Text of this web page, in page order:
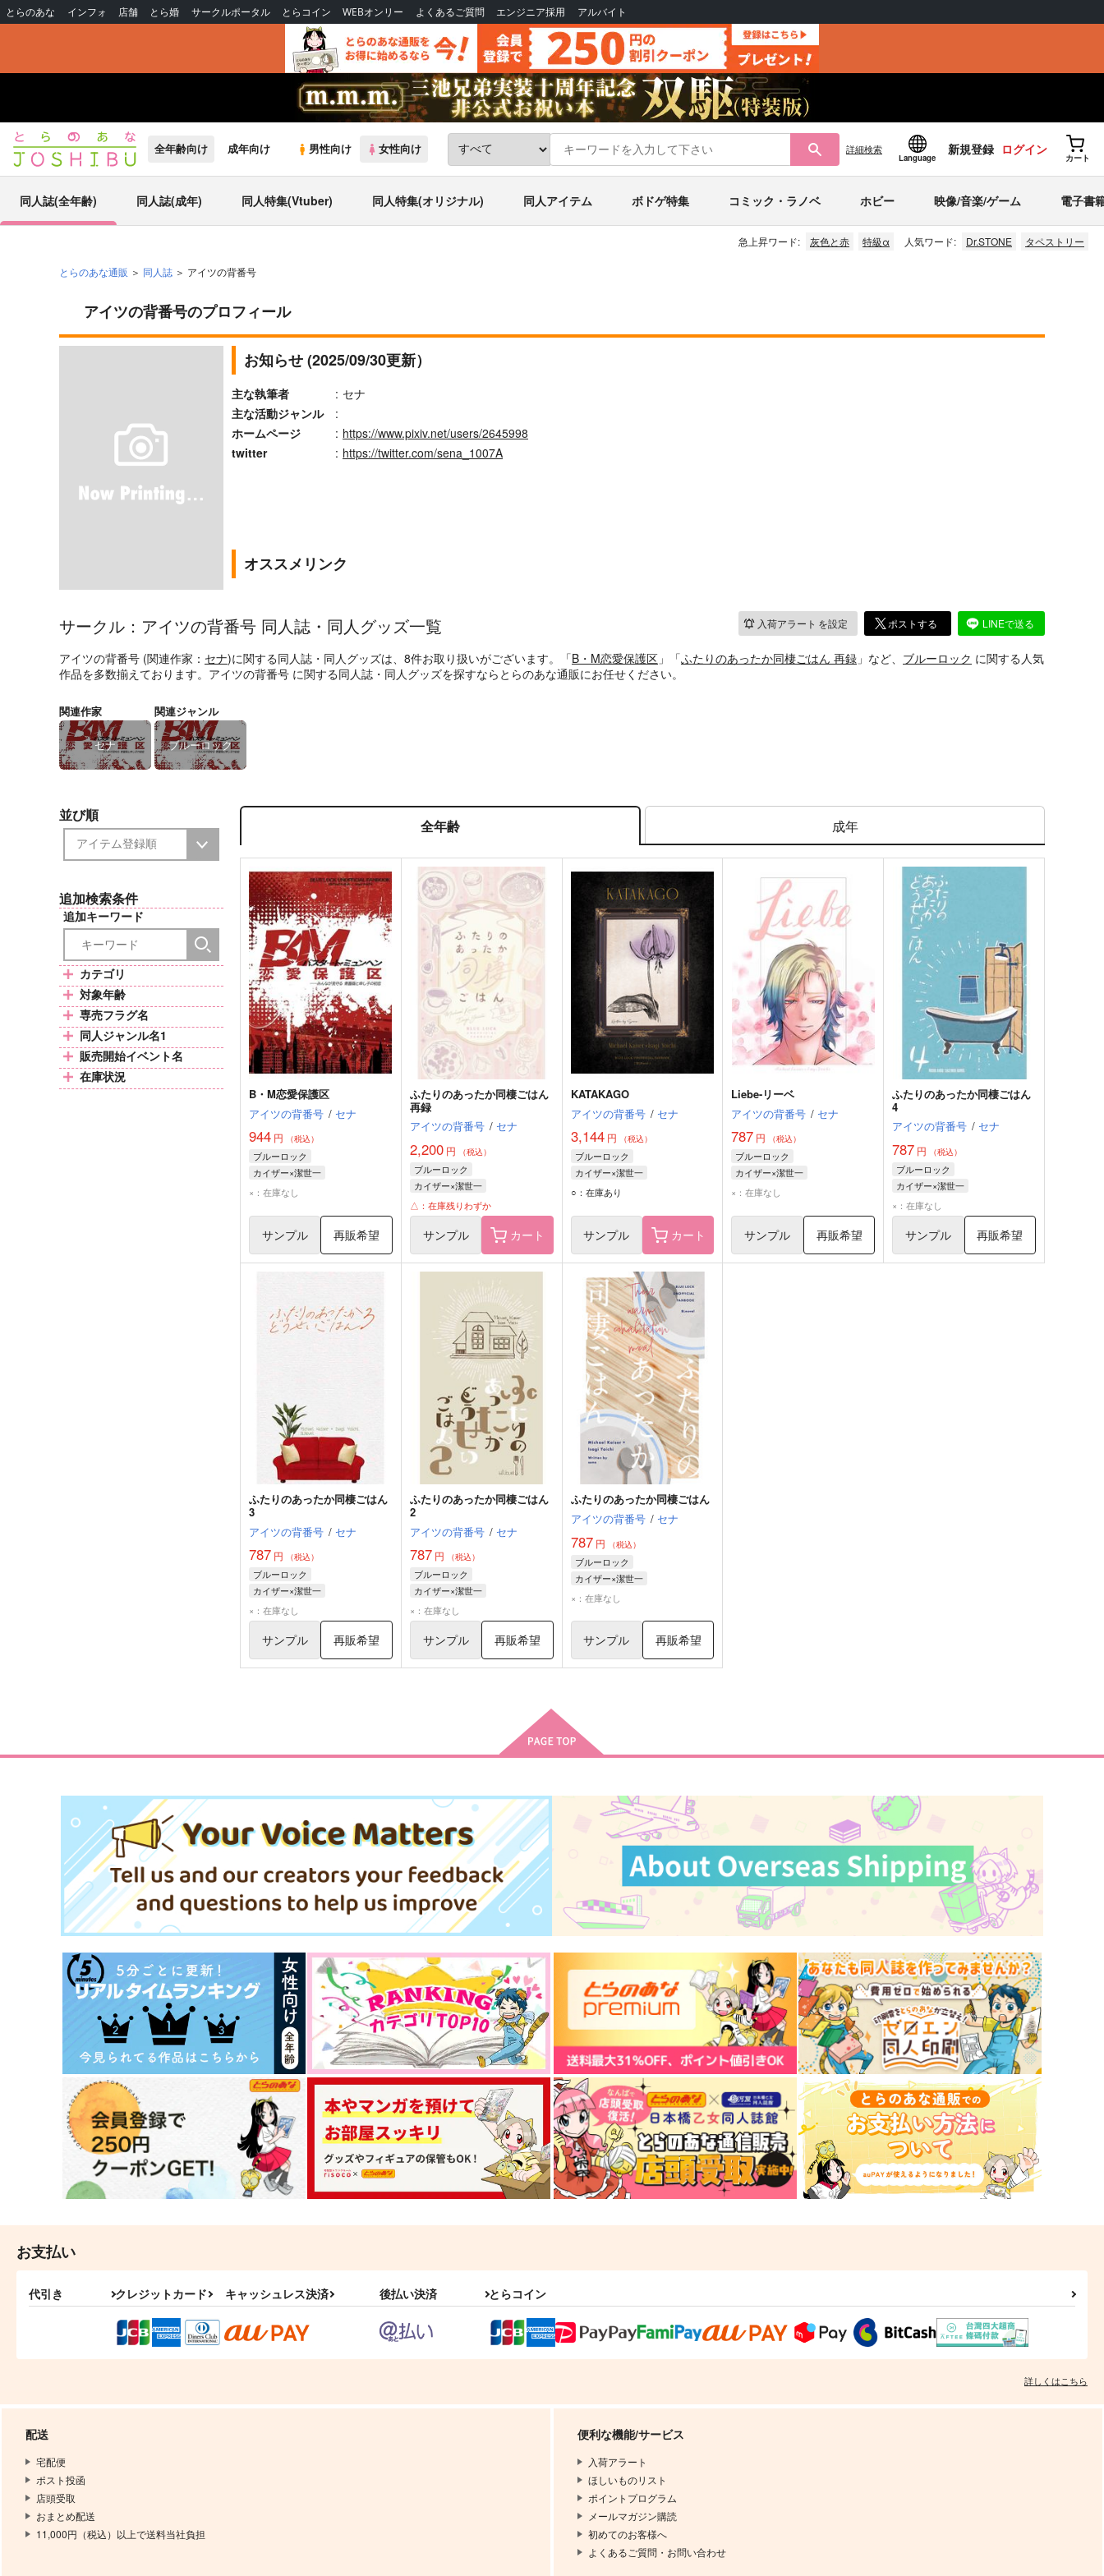
とらのあな インフォ 店舗 とら婚 サークルポータル とらコイン WEBオンリー よくあるご質問 エンジニア採用 アルバイト
全年齢向け 成年向け 男性向け 女性向け 詳細検索
Language
新規登録 ログイン
カート
同人誌(全年齢) 同人誌(成年) 同人特集(Vtuber) 同人特集(オリジナル) 同人アイテム ボドゲ特集 コミック・ラノベ ホビー 映像/音楽/ゲーム 電子書
急上昇ワード: 灰色と赤 特級α 人気ワード: Dr.STONE タペストリー
とらのあな通販 同人誌 アイツの背番号
アイツの背番号のプロフィール
お知らせ (2025/09/30更新）
主な執筆者 : セナ
主な活動ジャンル
:
ホームページ
: https://www.pixiv.net/users/2645998
twitter
: https://twitter.com/sena_1007A
オススメリンク
入荷アラート を設定 ポストする LINEで送る
サークル：アイツの背番号 同人誌・同人グッズ一覧
アイツの背番号 (関連作家： セナ)に関する同人誌・同人グッズは、8件お取り扱いがございます。「B・M恋愛保護区 」「ふたりのあったか同棲ごはん 再録 」など、 ブルーロック に関する人気
作品を多数揃えております。アイツの背番号 に関する同人誌・同人グッズを探すならとらのあな通販にお任せください。
関連作家
セナ
関連ジャンル
ブルーロック
並び順
追加検索条件
追加キーワード
カテゴリ
対象年齢
専売フラグ名
同人ジャンル名1
販売開始イベント名
在庫状況
全年齢 成年
B・M恋愛保護区
アイツの背番号 / セナ
944 円 （税込）
ブルーロック
カイザー×潔世一
ミヒャエル・カイザー
×：在庫なし
サンプル 再販希望
ふたりのあったか同棲ごはん
再録
アイツの背番号 / セナ
2,200円 （税込）
ブルーロック
カイザー×潔世一
ミヒャエル・カイザー
△：在庫残りわずか
サンプル カート
KATAKAGO
アイツの背番号 / セナ
3,144円 （税込）
ブルーロック
カイザー×潔世一
ミヒャエル・カイザー
○：在庫あり
サンプル カート
Liebe-リーベ
アイツの背番号 / セナ
787 円 （税込）
ブルーロック
カイザー×潔世一
ミヒャエル・カイザー
×：在庫なし
サンプル 再販希望
ふたりのあったか同棲ごはん
4
アイツの背番号 / セナ
787 円 （税込）
ブルーロック
カイザー×潔世一
ミヒャエル・カイザー
×：在庫なし
サンプル 再販希望
ふたりのあったか同棲ごはん
3
アイツの背番号 / セナ
787 円 （税込）
ブルーロック
カイザー×潔世一
ミヒャエル・カイザー
×：在庫なし
サンプル 再販希望
ふたりのあったか同棲ごはん
2
アイツの背番号 / セナ
787円 （税込）
ブルーロック
カイザー×潔世一
ミヒャエル・カイザー
×：在庫なし
サンプル 再販希望
ふたりのあったか同棲ごはん
アイツの背番号 / セナ
787円 （税込）
ブルーロック
カイザー×潔世一
ミヒャエル・カイザー
×：在庫なし
サンプル 再販希望
お支払い
代引き クレジットカード キャッシュレス決済 後払い決済 とらコイン
詳しくはこちら
配送
宅配便
ポスト投函
店頭受取
おまとめ配送
11,000円（税込）以上で送料当社負担
便利な機能/サービス
入荷アラート
ほしいものリスト
ポイントプログラム
メールマガジン購読
初めてのお客様へ
よくあるご質問・お問い合わせ